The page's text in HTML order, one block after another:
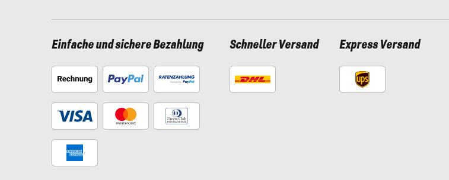
Einfache und sichere Bezahlung Schneller Versand Express Versand